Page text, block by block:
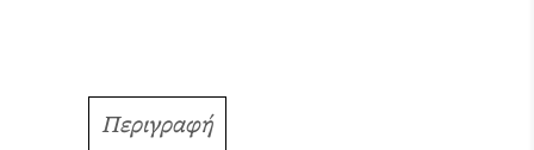
Περιγραφή